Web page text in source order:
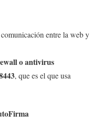
entre la web y
o antivirus
, que es el que usa